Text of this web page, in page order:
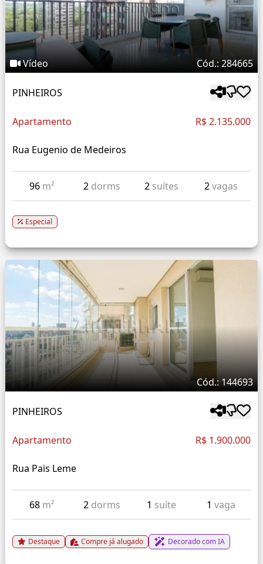
Vídeo Cód.: 284665
PINHEIROS
Apartamento R$ 2.135.000
Rua Eugenio de Medeiros
96 m² 2 dorms 2 suítes 2vagas
Especial
Cód.: 144693
PINHEIROS
Apartamento R$ 1.900.000
Rua Pais Leme
68 m² 2 dorms 1 suíte 1 vaga
Destaque Compre já alugado Decorado com IA